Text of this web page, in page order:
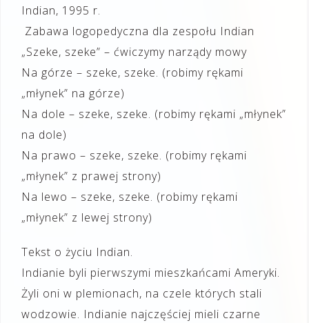
Indian, 1995 r.
Zabawa logopedyczna dla zespołu Indian
„Szeke, szeke” – ćwiczymy narządy mowy
Na górze – szeke, szeke. (robimy rękami
„młynek” na górze)
Na dole – szeke, szeke. (robimy rękami „młynek”
na dole)
Na prawo – szeke, szeke. (robimy rękami
„młynek” z prawej strony)
Na lewo – szeke, szeke. (robimy rękami
„młynek” z lewej strony)
Tekst o życiu Indian.
Indianie byli pierwszymi mieszkańcami Ameryki.
Żyli oni w plemionach, na czele których stali
wodzowie. Indianie najczęściej mieli czarne